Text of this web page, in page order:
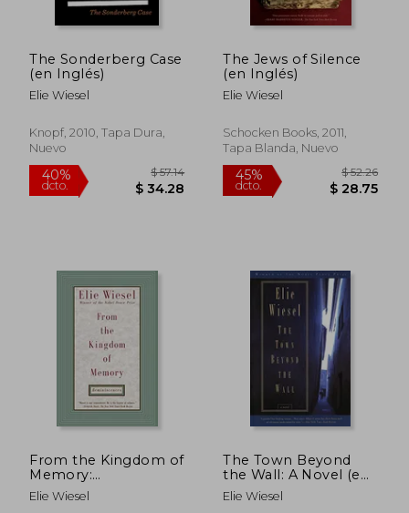
40%
dcto.
The Sonderberg Case
(en Inglés)
Elie Wiesel
Knopf, 2010, Tapa Dura,
Nuevo
The Jews of Silence
(en Inglés)
Elie Wiesel
Schocken Books, 2011,
Tapa Blanda, Nuevo
From the Kingdom of
Memory:
Reminiscences (en
Inglés)
Elie Wiesel
The Town Beyond
the Wall: A Novel (en
Inglés)
Elie Wiesel